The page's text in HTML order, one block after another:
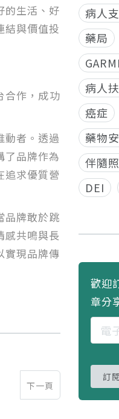
的生活、好
結與價值投
作，成功
動者。透過
了品牌作為
追求優質營
品牌敢於跳
感共鳴與長
實現品牌傳
下一頁
病人
藥局
病人
癌症
藥物
伴隨
DEI
歡迎
章分
訂